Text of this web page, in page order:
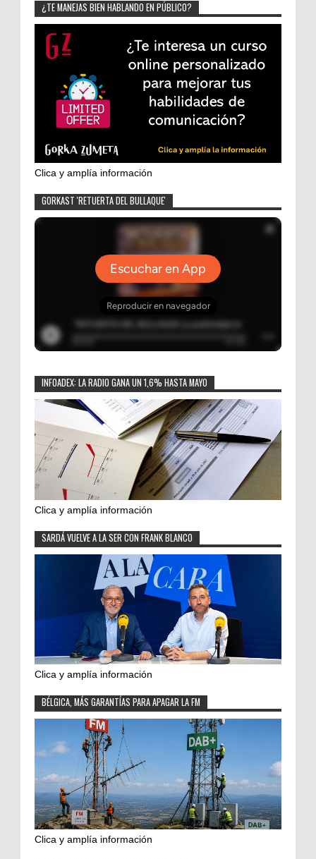
¿TE MANEJAS BIEN HABLANDO EN PÚBLICO?
Clica y amplía información
GORKAST 'RETUERTA DEL BULLAQUE'
INFOADEX: LA RADIO GANA UN 1,6% HASTA MAYO
Clica y amplía información
SARDÁ VUELVE A LA SER CON FRANK BLANCO
Clica y amplía información
BÉLGICA, MÁS GARANTÍAS PARA APAGAR LA FM
Clica y amplía información